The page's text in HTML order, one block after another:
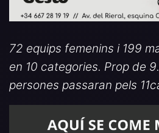
72 equips femenins i 199
en 10 categories. Prop de
persones passaran pels 11